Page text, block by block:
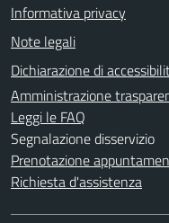
Informativa privacy
Note legali
Dichiarazione di
Amministrazione
Leggi le FAQ
Segnalazione disservizio
Prenotazione
Richiesta d'assistenza